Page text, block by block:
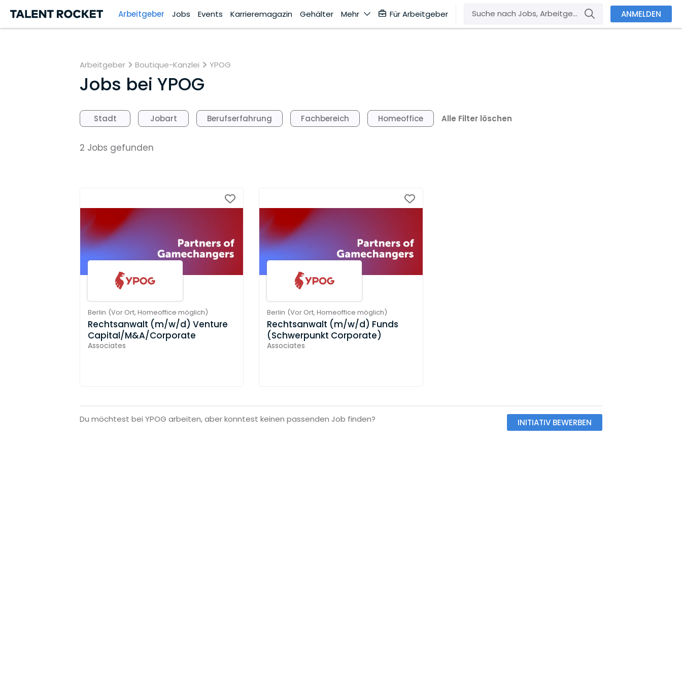
Arbeitgeber Jobs Events Karrieremagazin Gehälter Mehr Für Arbeitgeber ANMELDEN
Arbeitgeber Boutique-Kanzlei YPOG
Jobs bei YPOG
Stadt Jobart Berufserfahrung Fachbereich Homeoffice Alle Filter löschen
2 Jobs gefunden
Berlin (Vor Ort, Homeoffice möglich)
Rechtsanwalt (m/w/d) Venture
Capital/M&A/Corporate
Associates
Berlin (Vor Ort,Homeoffice möglich)
Rechtsanwalt (m/w/d) Funds
(Schwerpunkt Corporate)
Associates
Du möchtest bei YPOG arbeiten, aber konntest keinen passenden Job finden? INITIATIV BEWERBEN